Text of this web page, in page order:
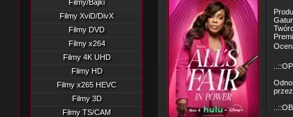
Filmy/Bajki
Filmy XviD/DivX
Filmy DVD
Filmy x264
Filmy 4K UHD
Filmy HD
Filmy x265 HEVC
Filmy 3D
Filmy TS/CAM
przez